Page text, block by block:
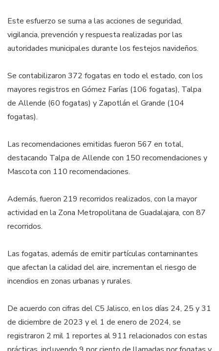
Este esfuerzo se suma a las acciones de seguridad,
vigilancia, prevención y respuesta realizadas por las
autoridades municipales durante los festejos navideños.
Se contabilizaron 372 fogatas en todo el estado, con los
mayores registros en Gómez Farías (106 fogatas), Talpa
de Allende (60 fogatas) y Zapotlán el Grande (104
fogatas).
Las recomendaciones emitidas fueron 567 en total,
destacando Talpa de Allende con 150 recomendaciones y
Mascota con 110 recomendaciones.
Además, fueron 219 recorridos realizados, con la mayor
actividad en la Zona Metropolitana de Guadalajara, con 87
recorridos.
Las fogatas, además de emitir partículas contaminantes
que afectan la calidad del aire, incrementan el riesgo de
incendios en zonas urbanas y rurales.
De acuerdo con cifras del C5 Jalisco, en los días 24, 25 y 31
de diciembre de 2023 y el 1 de enero de 2024, se
registraron 2 mil 1 reportes al 911 relacionados con estas